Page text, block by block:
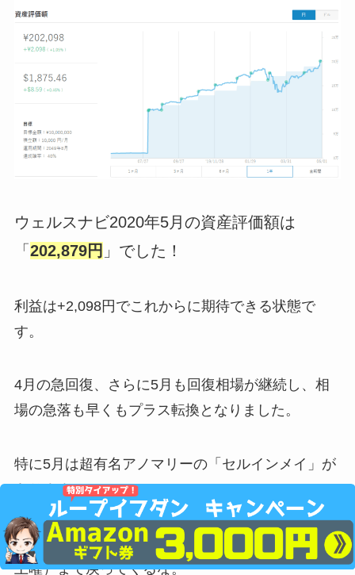
ウェルスナビ2020年5月の資産評価額は
「 202,879円 」でした！
利益は+2,098円でこれからに期待できる状態で
す。
4月の急回復、さらに5月も回復相場が継続し、相
場の急落も早くもプラス転換となりました。
特に5月は超有名アノマリーの「セルインメイ」が
あります。
5月に株を売って、セントレジャーの日（9月第二
土曜）まで戻ってくるな。